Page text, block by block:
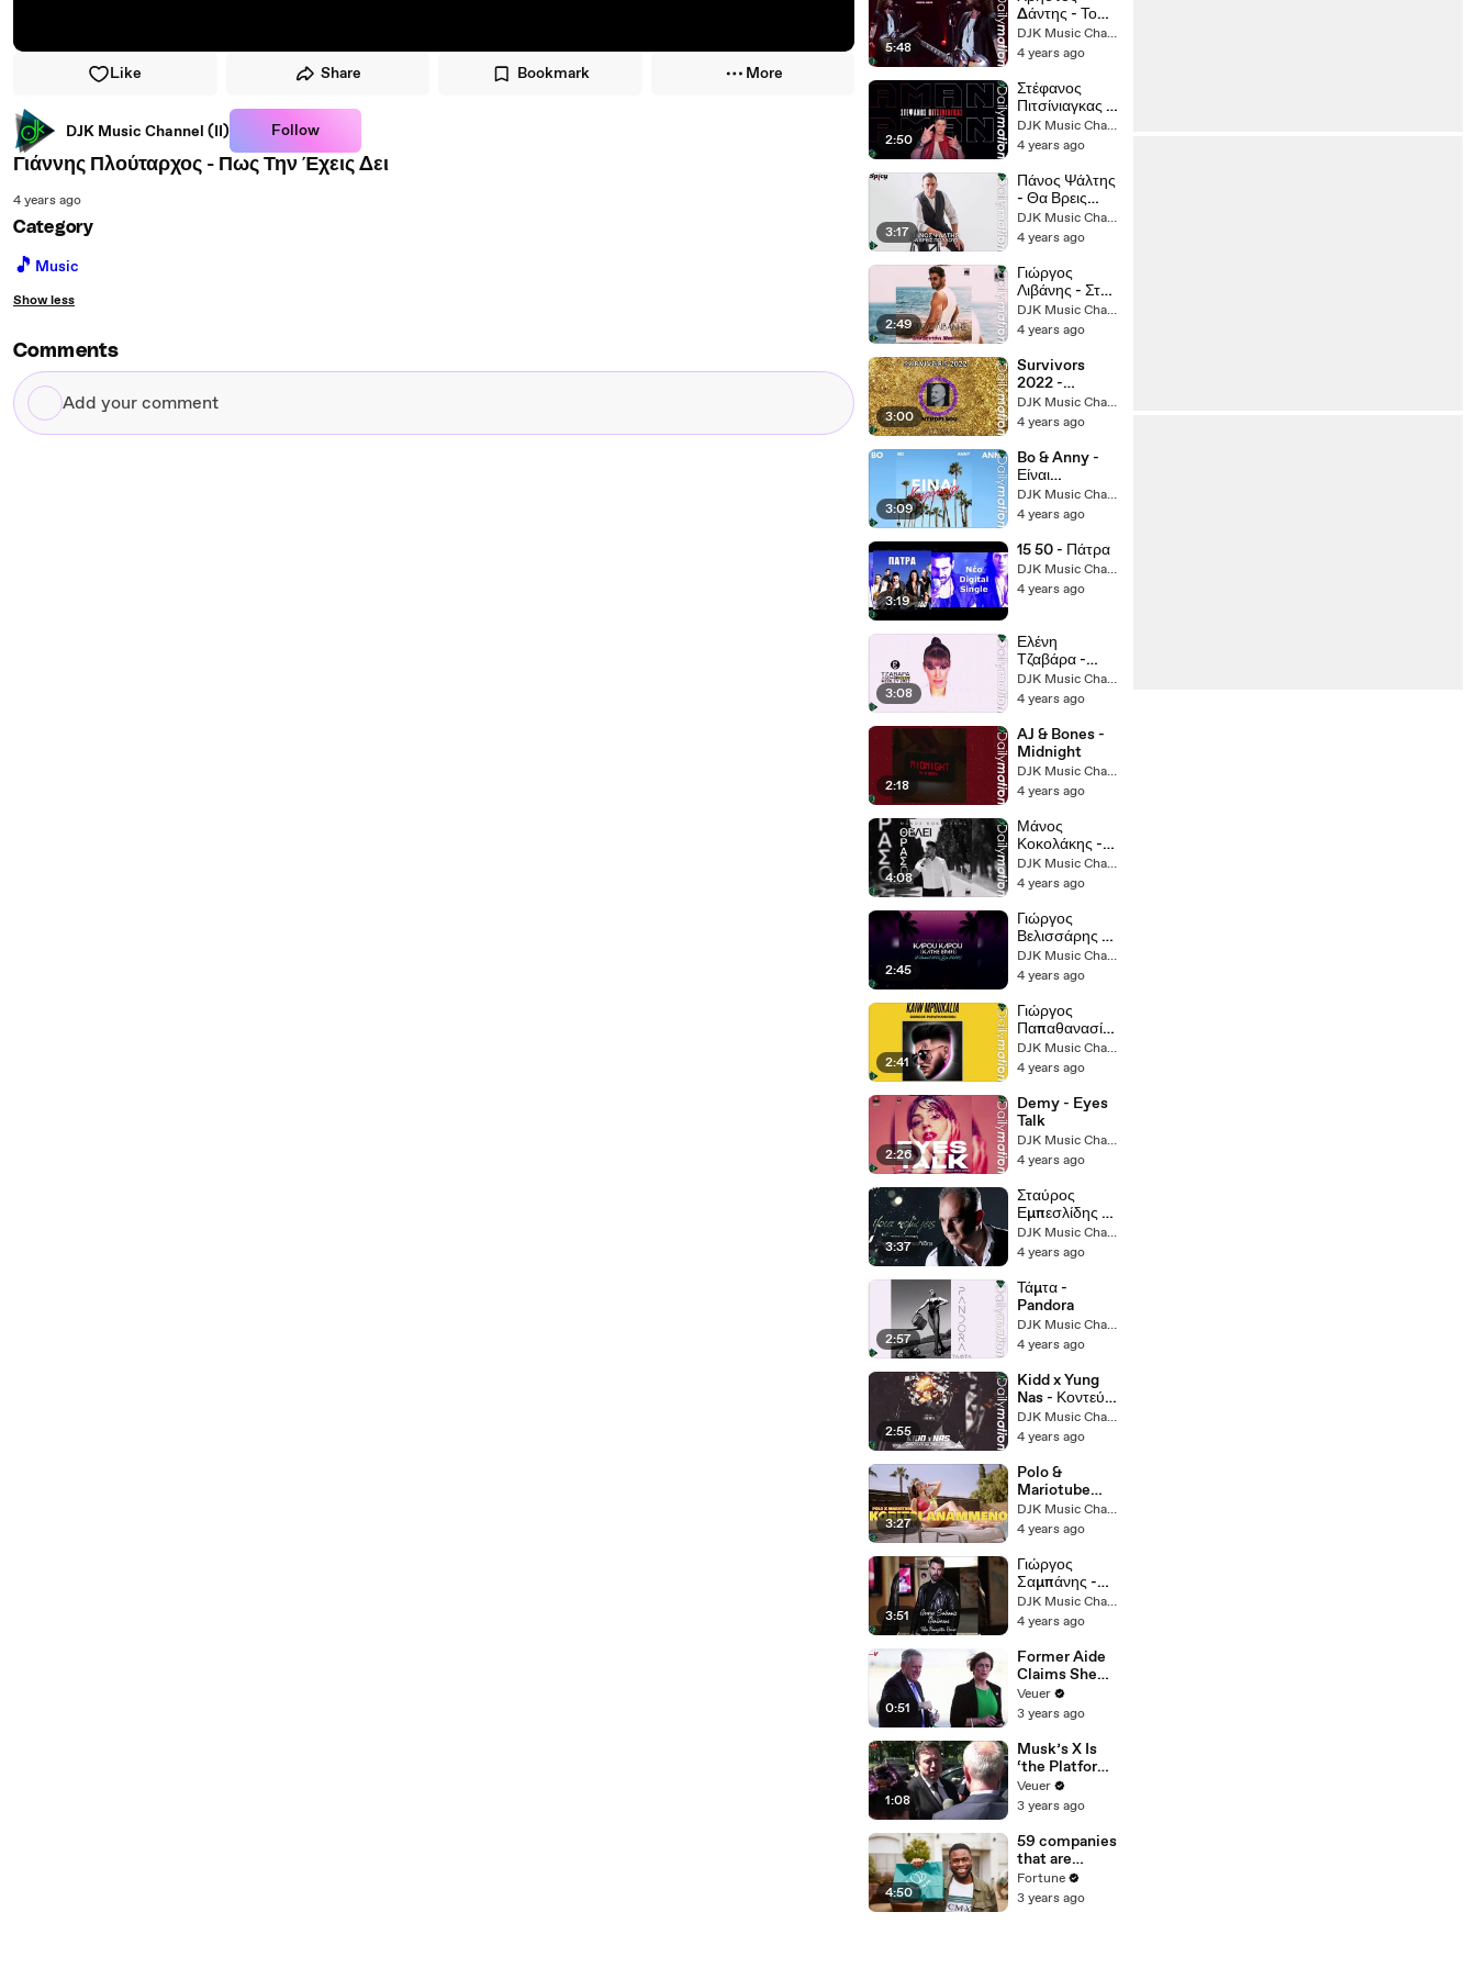
Like Share Bookmark More
DJK Music Channel (II) Follow
Γιάννης Πλούταρχος - Πως Την Έχεις Δει
4 years ago
Category
🎵 Music
Show less
Comments
Add
your
5:48
Δάντης - Το
Παλιό Μου
Παλτό (2016
DJK Music Channel (II)
4 years ago
2:50
Στέφανος
Πιτσίνιαγκας -
Αμάν Αμάν
DJK Music Channel (II)
4 years ago
3:17
Πάνος Ψάλτης
- Θα Βρεις
Πολλούς
DJK Music Channel (II)
4 years ago
2:49
Γιώργος
Λιβάνης - Στο
Σεντόνι Μου DJK Music Channel (II)
4 years ago
3:00
Survivors
2022 -
Ντροπή Σου
Μουτσινά
DJK Music Channel (II)
4 years ago
3:09
Bo & Anny -
Είναι
Καλοκάιρι
Λαλαλα
DJK Music Channel (II)
4 years ago
3:19
15 50 - Πάτρα
DJK Music Channel (II)
4 years ago
3:08
Ελένη
Τζαβάρα -
Summer
Meldey 2022
DJK Music Channel (II)
4 years ago
2:18
AJ & Bones -
Midnight
DJK Music Channel (II)
4 years ago
4:08
Μάνος
Κοκολάκης -
Θέλει ΘράσοςDJK Music Channel (II)
4 years ago
2:45
Γιώργος
Βελισσάρης -
Κάπου Κάπου
(Κάθε Επαφή)
Extended Edit
For Djs 2k22)
DJK Music Channel (II)
4 years ago
2:41
Γιώργος
Παπαθανασίο
υ - Καίω
Μπουκάλια
DJK Music Channel (II)
4 years ago
2:26
Demy - Eyes
Talk
DJK Music Channel (II)
4 years ago
3:37
Σταύρος
Εμπεσλίδης -
Ποια ΝομίζειςDJK Music Channel (II)
4 years ago
2:57
Τάμτα -
Pandora
DJK Music Channel (II)
4 years ago
2:55
Kidd x Yung
Nas - Κοντεύω
Να Τρελαθώ DJK Music Channel (II)
4 years ago
3:27
Polo &
Mariotube
Doody -
Κορίτσι
DJK Music Channel (II)
4 years ago
3:51
Γιώργος
Σαμπάνης -
Γεννημένη
(Tolis
Remix)
DJK Music Channel (II)
4 years ago
0:51
Former Aide
Claims She
Was Asked to
Make a ‘Hit
Trump
Veuer
3 years ago
1:08
Musk’s X Is
‘the Platform
With the
Largest Ratio
Misinformatio
n or
Disinformatio
n’ Amongst
All Social
Veuer
3 years ago
4:50
59 companies
that are
changing the
world: From
Fortune
3 years ago